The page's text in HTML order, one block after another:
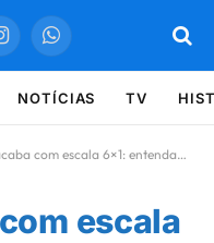
WhatsApp
NOTÍCIAS TV
com escala 6×1: entenda a mudança
escala